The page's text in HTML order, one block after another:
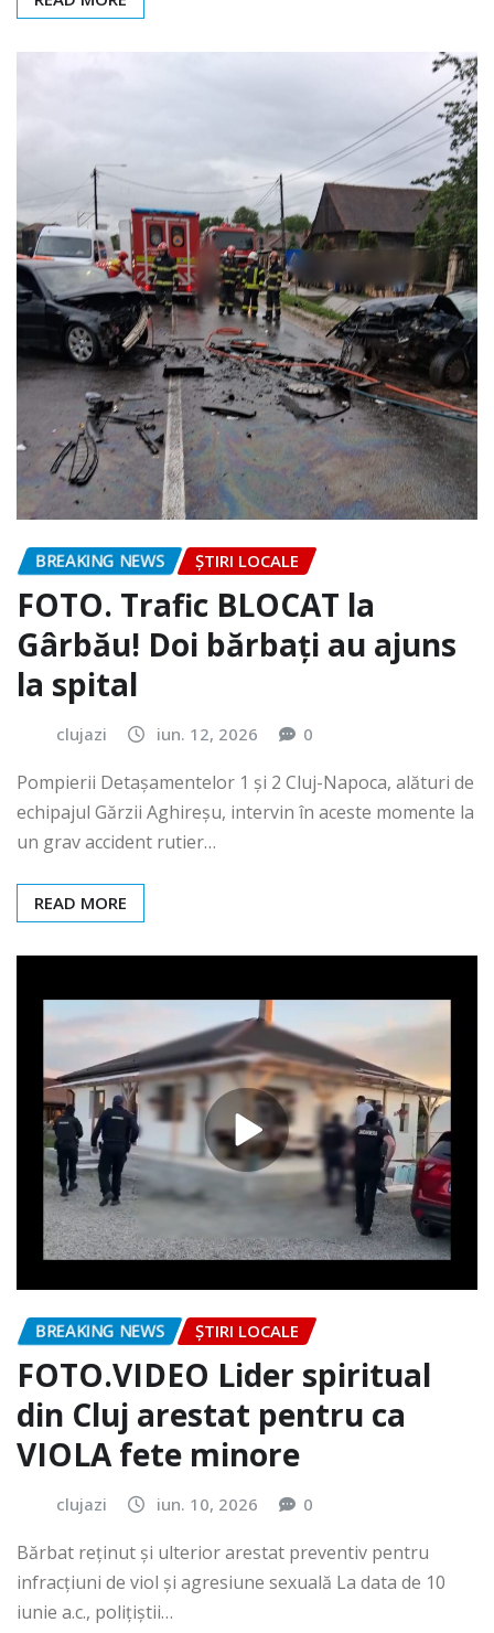
BREAKING NEWS ȘTIRI LOCALE
FOTO. Trafic BLOCAT la
Gârbău! Doi bărbați au ajuns
la spital
clujazi iun. 12, 2026 0
Pompierii Detașamentelor 1 și 2 Cluj-Napoca, alături de
echipajul Gărzii Aghireșu, intervin în aceste momente la
un grav accident rutier…
READ MORE
BREAKING NEWS ȘTIRI LOCALE
FOTO.VIDEO Lider spiritual
din Cluj arestat pentru ca
VIOLA fete minore
clujazi iun. 10, 2026 0
Bărbat reținut și ulterior arestat preventiv pentru
infracțiuni de viol și agresiune sexuală La data de 10
iunie a.c., polițiștii…